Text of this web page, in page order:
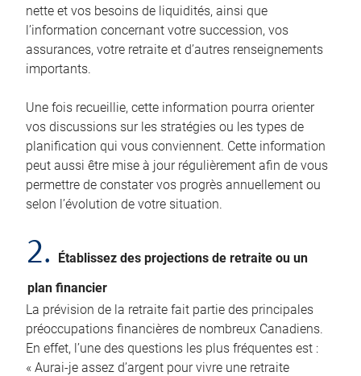
nette et vos besoins de liquidités, ainsi que
l’information concernant votre succession, vos
assurances, votre retraite et d’autres renseignements
importants.
Une fois recueillie, cette information pourra orienter
vos discussions sur les stratégies ou les types de
planification qui vous conviennent. Cette information
peut aussi être mise à jour régulièrement afin de vous
permettre de constater vos progrès annuellement ou
selon l’évolution de votre situation.
2.
Établissez des projections de retraite ou un
plan financier
La prévision de la retraite fait partie des principales
préoccupations financières de nombreux Canadiens.
En effet, l’une des questions les plus fréquentes est :
« Aurai-je assez d’argent pour vivre une retraite